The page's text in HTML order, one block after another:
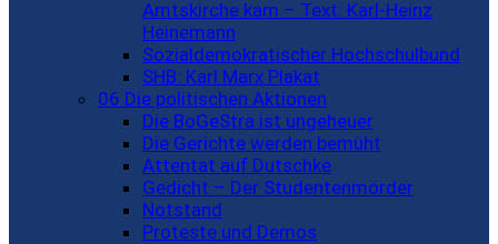
Amtskirche kam – Text: Karl-Heinz
Heinemann
Sozialdemokratischer Hochschulbund
SHB: Karl Marx Plakat
06 Die politischen Aktionen
Die BoGeStra ist ungeheuer
Die Gerichte werden bemüht
Attentat auf Dutschke
Gedicht – Der Studentenmörder
Notstand
Proteste und Demos